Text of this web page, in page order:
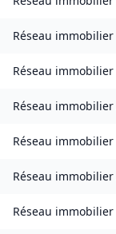
Réseau immobilier
Réseau immobilier
Réseau immobilier
Réseau immobilier
Réseau immobilier
Réseau immobilier